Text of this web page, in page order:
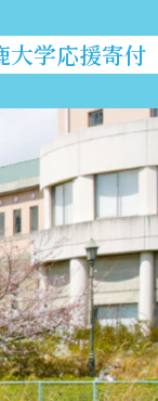
大学応援寄付